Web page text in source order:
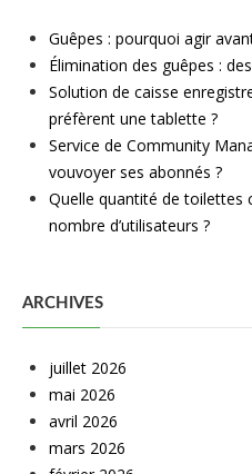
Guêpes : pourquoi agir
Élimination des guêpes :
Solution de caisse
préfèrent une tablette ?
Service de Community
vouvoyer ses abonnés ?
Quelle quantité de toilettes
nombre d’utilisateurs ?
ARCHIVES
juillet 2026
mai 2026
avril 2026
mars 2026